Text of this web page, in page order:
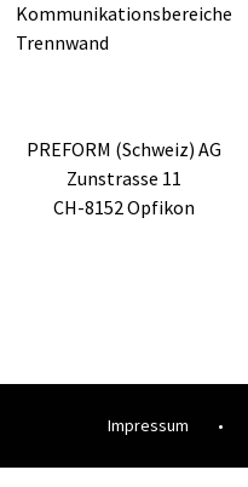
Kommunikationsbereiche
Trennwand
PREFORM (Schweiz) AG
Zunstrasse 11
CH-8152 Opfikon
Impressum •